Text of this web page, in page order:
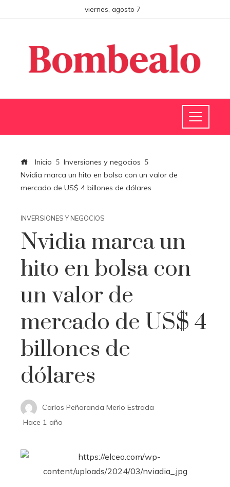
viernes, agosto 7
Inicio
Inversiones y negocios
Nvidia marca un hito en bolsa con un valor de
mercado de US$ 4 billones de dólares
INVERSIONES Y NEGOCIOS
Nvidia marca un
hito en bolsa con
un valor de
mercado de US$ 4
billones de
dólares
Carlos Peñaranda Merlo Estrada
Hace 1 año